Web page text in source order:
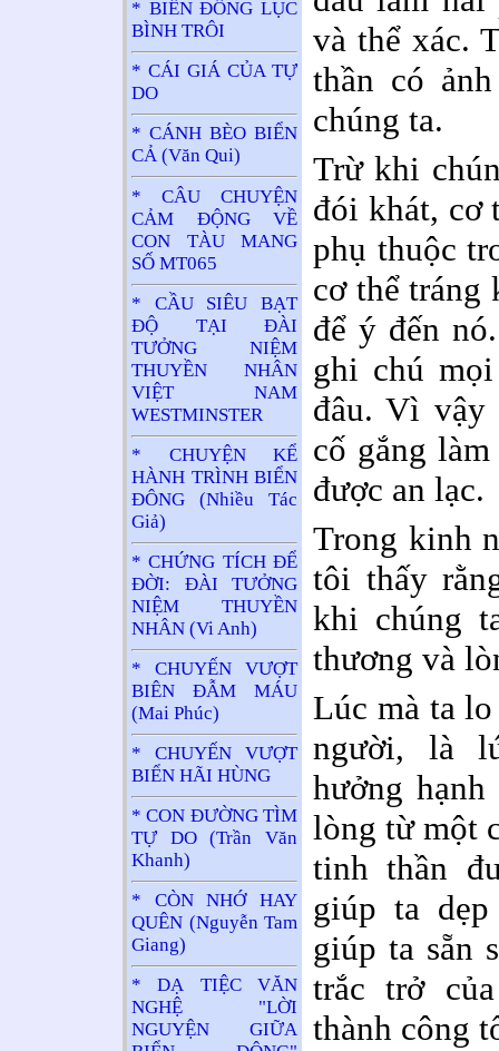
* BIỂN ĐÔNG LỤC
BÌNH TRÔI
* CÁI GIÁ CỦA TỰ
DO
* CÁNH BÈO BIỂN
CẢ (Văn Qui)
* CÂU CHUYỆN
CẢM ĐỘNG VỀ
CON TÀU MANG
SỐ MT065
* CẦU SIÊU BẠT
ĐỘ TẠI ĐÀI
TƯỞNG NIỆM
THUYỀN NHÂN
VIỆT NAM
WESTMINSTER
* CHUYỆN KỂ
HÀNH TRÌNH BIỂN
ĐÔNG (Nhiều Tác
Giả)
* CHỨNG TÍCH ĐỂ
ĐỜI: ĐÀI TƯỞNG
NIỆM THUYỀN
NHÂN (Vi Anh)
* CHUYẾN VƯỢT
BIÊN ĐẪM MÁU
(Mai Phúc)
* CHUYẾN VƯỢT
BIỂN HÃI HÙNG
* CON ĐƯỜNG TÌM
TỰ DO (Trần Văn
Khanh)
* CÒN NHỚ HAY
QUÊN (Nguyễn Tam
Giang)
* DẠ TIỆC VĂN
NGHỆ "LỜI
NGUYỆN GIỮA
và thể xác.
thần có
chúng ta.
Trừ khi
đói khát, cơ
phụ thuộc
cơ thể tráng
để ý đến
ghi chú
đâu. Vì vậy
cố gắng
được an lạc.
Trong kinh
tôi thấy
khi chúng
thương và
Lúc mà ta
người, là
hưởng
lòng từ một
tinh thần
giúp ta
giúp ta sẵn
trắc trở
thành công